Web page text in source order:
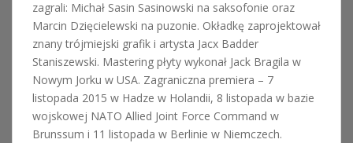
zagrali: Michał Sasin Sasinowski na saksofonie oraz
Marcin Dzięcielewski na puzonie. Okładkę zaprojektował
znany trójmiejski grafik i artysta Jacx Badder
Staniszewski. Mastering płyty wykonał Jack Bragila w
Nowym Jorku w USA. Zagraniczna premiera – 7
listopada 2015 w Hadze w Holandii, 8 listopada w bazie
wojskowej NATO Allied Joint Force Command w
Brunssum i 11 listopada w Berlinie w Niemczech.